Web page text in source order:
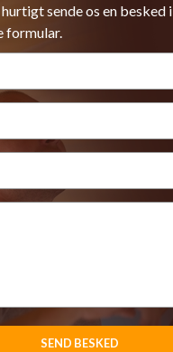
sende os en besked i
formular.